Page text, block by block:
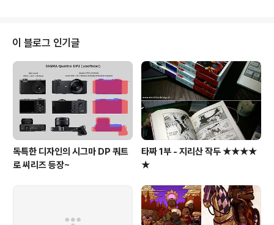
ro USB를 통해 충전한다. 스마트폰과의 연결은 NFC 커
넥티비티로 한방에 끝난다. 2013년 9월 중 발매 예정... ht
tp://blogs.sonymobile.com/press_release/intro
ducing-sony-smartwatch-2-the-worlds-first-w
이 블로그 인기글
독특한 디자인의 시그마 DP 쿼트
로 씨리즈 등장~
타짜 1부 - 지리산 작두 ★★★★
★